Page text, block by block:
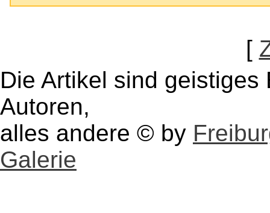
[
Die Artikel sind
Autoren,
alles andere © by
Galerie